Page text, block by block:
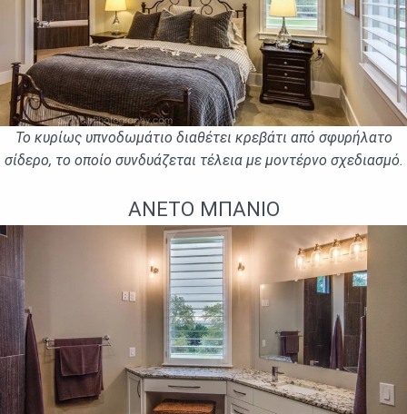
Το κυρίως υπνοδωμάτιο διαθέτει κρεβάτι από σφυρήλατο
σίδερο, το οποίο συνδυάζεται τέλεια με μοντέρνο σχεδιασμό.
ΆΝΕΤΟ ΜΠΆΝΙΟ